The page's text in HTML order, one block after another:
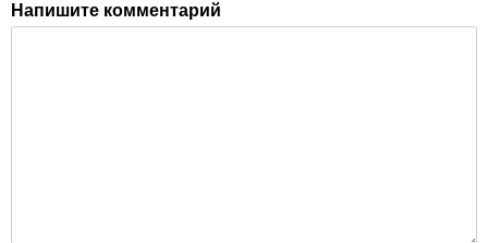
Напишите комментарий